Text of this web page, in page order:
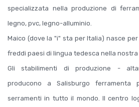
specializzata nella produzione di
legno, pvc, legno-alluminio.
Maico (dove la "i" sta per Italia) nasce
freddi paesi di lingua tedesca nella nostra
Gli stabilimenti di produzione -
producono a Salisburgo
serramenti in tutto il mondo. Il centro